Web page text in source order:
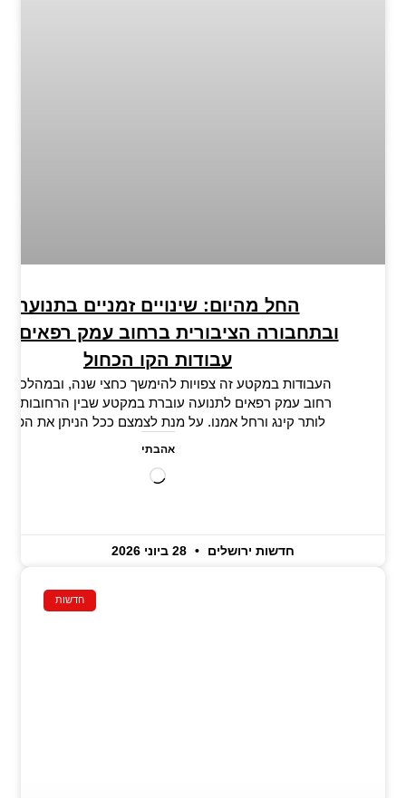
החל מהיום: שינויים זמניים בתנועה
ובתחבורה הציבורית ברחוב עמק רפאים
עבודות הקו הכחול
העבודות במקטע זה צפויות להימשך כחצי שנה, ובמהלכן
רחוב עמק רפאים לתנועה עוברת במקטע שבין הרחובות
לותר קינג ורחל אמנו. על מנת לצמצם ככל הניתן את
אהבתי
חדשות ירושלים
חדשות